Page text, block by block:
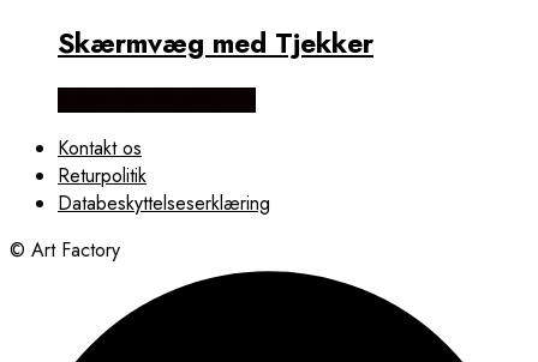
Skærmvæg med Tjekker
Kontakt os
Returpolitik
Databeskyttelseserklæring
© Art Factory